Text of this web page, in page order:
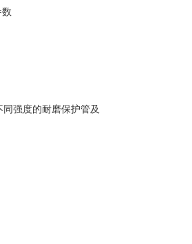
强度的耐磨保护管及